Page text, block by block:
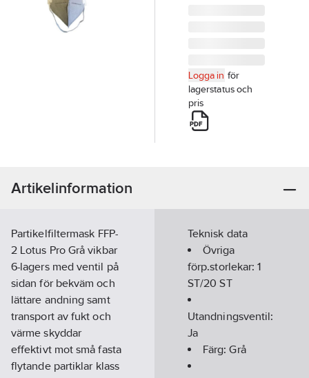
Logga in för
lagerstatus och
pris
Artikelinformation
Partikelfiltermask FFP-
2 Lotus Pro Grå vikbar
6-lagers med ventil på
sidan för bekväm och
lättare andning samt
transport av fukt och
värme skyddar
effektivt mot små fasta
flytande partiklar klass
Teknisk data
Övriga
förp.storlekar:1
ST/20 ST
Utandningsventil:
Ja
Färg:Grå